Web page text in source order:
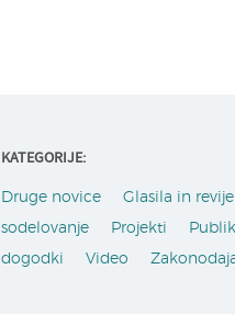
KATEGORIJE:
Druge novice Glasila in revije
sodelovanje
Projekti
dogodki
Video